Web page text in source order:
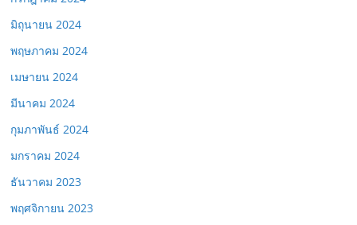
มิถุนายน 2024
พฤษภาคม 2024
เมษายน 2024
มีนาคม 2024
กุมภาพันธ์ 2024
มกราคม 2024
ธันวาคม 2023
พฤศจิกายน 2023